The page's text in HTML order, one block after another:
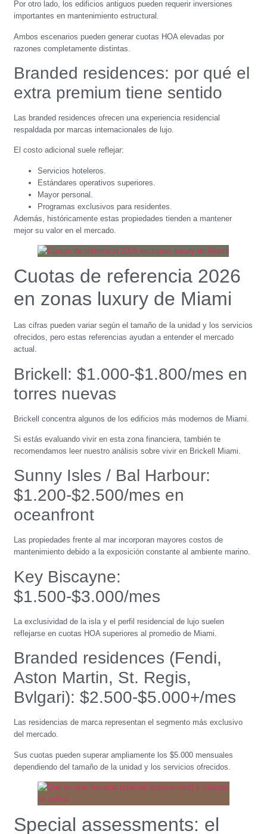
Por otro lado, los edificios antiguos pueden requerir inversiones
importantes en mantenimiento estructural.
Ambos escenarios pueden generar cuotas HOA elevadas por
razones completamente distintas.
Branded residences: por qué el
extra premium tiene sentido
Las branded residences ofrecen una experiencia residencial
respaldada por marcas internacionales de lujo.
El costo adicional suele reflejar:
Servicios hoteleros.
Estándares operativos superiores.
Mayor personal.
Programas exclusivos para residentes.
Además, históricamente estas propiedades tienden a mantener
mejor su valor en el mercado.
Cuotas de referencia 2026
en zonas luxury de Miami
Las cifras pueden variar según el tamaño de la unidad y los servicios
ofrecidos, pero estas referencias ayudan a entender el mercado
actual.
Brickell: $1.000-$1.800/mes en
torres nuevas
Brickell concentra algunos de los edificios más modernos de Miami.
Si estás evaluando vivir en esta zona financiera, también te
recomendamos leer nuestro análisis sobre vivir en Brickell Miami.
Sunny Isles / Bal Harbour:
$1.200-$2.500/mes en
oceanfront
Las propiedades frente al mar incorporan mayores costos de
mantenimiento debido a la exposición constante al ambiente marino.
Key Biscayne:
$1.500-$3.000/mes
La exclusividad de la isla y el perfil residencial de lujo suelen
reflejarse en cuotas HOA superiores al promedio de Miami.
Branded residences (Fendi,
Aston Martin, St. Regis,
Bvlgari): $2.500-$5.000+/mes
Las residencias de marca representan el segmento más exclusivo
del mercado.
Sus cuotas pueden superar ampliamente los $5.000 mensuales
dependiendo del tamaño de la unidad y los servicios ofrecidos.
Special assessments: el